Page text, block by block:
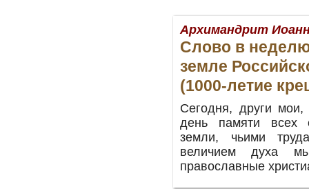
Архимандрит
Слово в
земле
(1000-летие
Сегодня, други
день памяти всех
земли, чьими
величием духа
православные